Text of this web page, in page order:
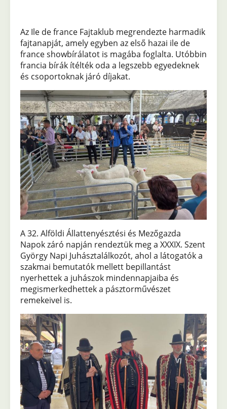
Az Ile de france Fajtaklub megrendezte harmadik
fajtanapját, amely egyben az első hazai ile de
france showbírálatot is magába foglalta. Utóbbin
francia bírák ítélték oda a legszebb egyedeknek
és csoportoknak járó díjakat.
A 32. Alföldi Állattenyésztési és Mezőgazda
Napok záró napján rendeztük meg a XXXIX. Szent
György Napi Juhásztalálkozót, ahol a látogatók a
szakmai bemutatók mellett bepillantást
nyerhettek a juhászok mindennapjaiba és
megismerkedhettek a pásztorművészet
remekeivel is.